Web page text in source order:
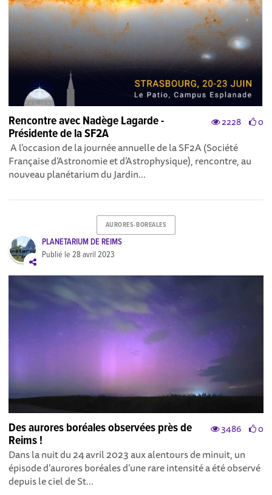
2228 0
Rencontre avec Nadège Lagarde -
Présidente de la SF2A
A l’occasion de la journée annuelle de la SF2A (Société
Française d’Astronomie et d’Astrophysique), rencontre, au
nouveau planétarium du Jardin...
AURORES-BOREALES
PLANETARIUM DE REIMS
Publié le28 avril 2023
3486 0
Des aurores boréales observées près de
Reims !
Dans la nuit du 24 avril 2023 aux alentours de minuit, un
épisode d’aurores boréales d’une rare intensité a été observé
depuis le ciel de St...